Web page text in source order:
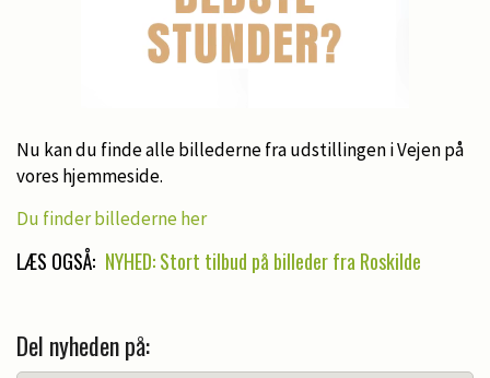
Nu kan du finde alle billederne fra udstillingen i Vejen på
vores hjemmeside.
Du finder billederne her
LÆS OGSÅ: NYHED: Stort tilbud på billeder fra Roskilde
Del nyheden på: